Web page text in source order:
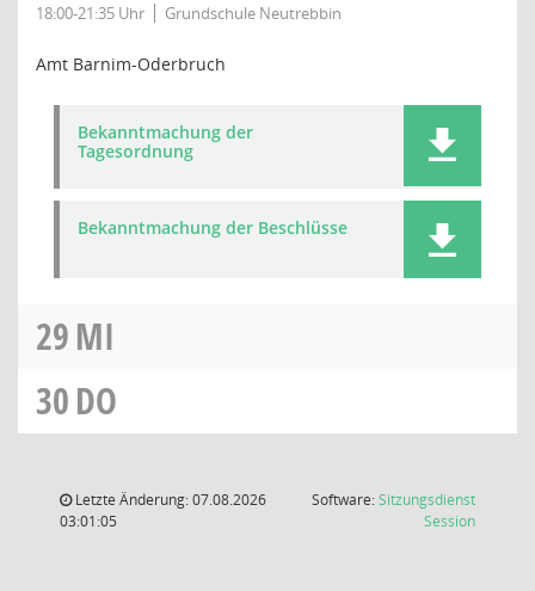
18:00-21:35 Uhr Grundschule Neutrebbin
Amt Barnim-Oderbruch
Bekanntmachung der
Tagesordnung
Bekanntmachung der Beschlüsse
29MI
30DO
Letzte Änderung: 07.08.2026
03:01:05
Software:Sitzungsdienst
Session(Wird in